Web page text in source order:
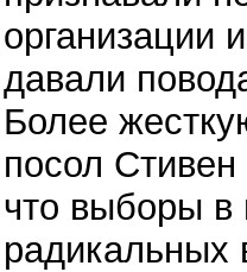
организации
давали
Более
посол
что выборы в
радикальных